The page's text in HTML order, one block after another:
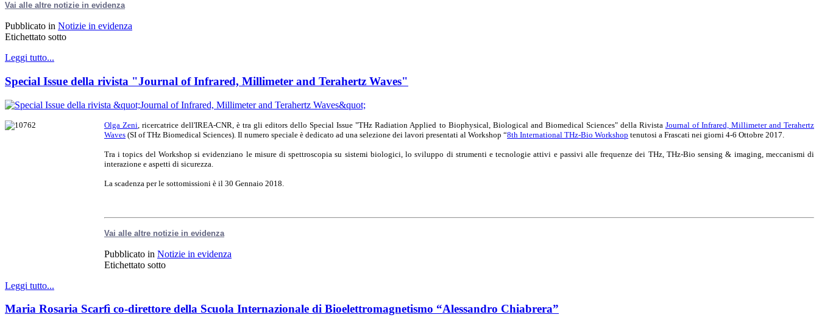
Vai alle altre notizie in evidenza
Pubblicato in Notizie in evidenza
Etichettato sotto
Leggi tutto...
Special Issue della rivista "Journal of Infrared, Millimeter and Terahertz Waves"
Olga Zeni , ricercatrice dell'IREA-CNR, è tra gli editors dello Special Issue "THz Radiation Applied to Biophysical, Biological and Biomedical Sciences" della Rivista Journal of Infrared, Millimeter and Terahertz
Waves (SI of THz Biomedical Sciences). Il numero speciale è dedicato ad una selezione dei lavori presentati al Workshop “8th International THz-Bio Workshop tenutosi a Frascati nei giorni 4-6 Ottobre 2017.
Tra i topics del Workshop si evidenziano le misure di spettroscopia su sistemi biologici, lo sviluppo di strumenti e tecnologie attivi e passivi alle frequenze dei THz, THz-Bio sensing & imaging, meccanismi di
interazione e aspetti di sicurezza.
La scadenza per le sottomissioni è il 30 Gennaio 2018.
Vai alle altre notizie in evidenza
Pubblicato in Notizie in evidenza
Etichettato sotto
Leggi tutto...
Maria Rosaria Scarfì co-direttore della Scuola Internazionale di Bioelettromagnetismo “Alessandro Chiabrera”